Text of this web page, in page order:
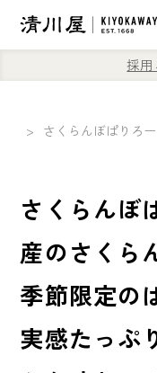
採用
さくらんぼ
産のさくら
季節限定の
実感たっぷ